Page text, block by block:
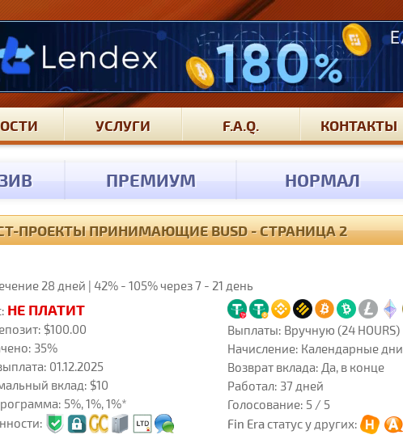
УСЛУГИ F.A.Q. КОНТАКТЫ
ПРЕМИУМ НОРМАЛ
ПРОЕКТЫ ПРИНИМАЮЩИЕ BUSD - СТРАНИЦА 2
28 дней | 42% - 105% через 7 - 21 день
НЕ ПЛАТИТ
$100.00
35%
01.12.2025
вклад: $10
5%, 1%, 1%*
Выплаты: Вручную (24 HOURS)
Начисление: Календарные дни
Возврат вклада: Да, в конце
Работал: 37 дней
Голосование: 5 / 5
Fin Era статус у других: